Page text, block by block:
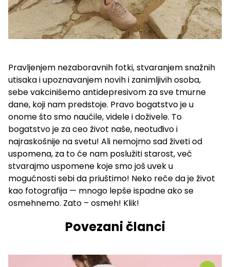
Pravljenjem nezaboravnih fotki, stvaranjem snažnih
utisaka i upoznavanjem novih i zanimljivih osoba,
sebe vakcinišemo antidepresivom za sve tmurne
dane, koji nam predstoje. Pravo bogatstvo je u
onome što smo naučile, videle i doživele. To
bogatstvo je za ceo život naše, neotuđivo i
najraskošnije na svetu! Ali nemojmo sad živeti od
uspomena, za to će nam poslužiti starost, već
stvarajmo uspomene koje smo još uvek u
mogućnosti sebi da priuštimo! Neko reče da je život
kao fotografija — mnogo lepše ispadne ako se
osmehnemo. Zato – osmeh! Klik!
Povezani članci